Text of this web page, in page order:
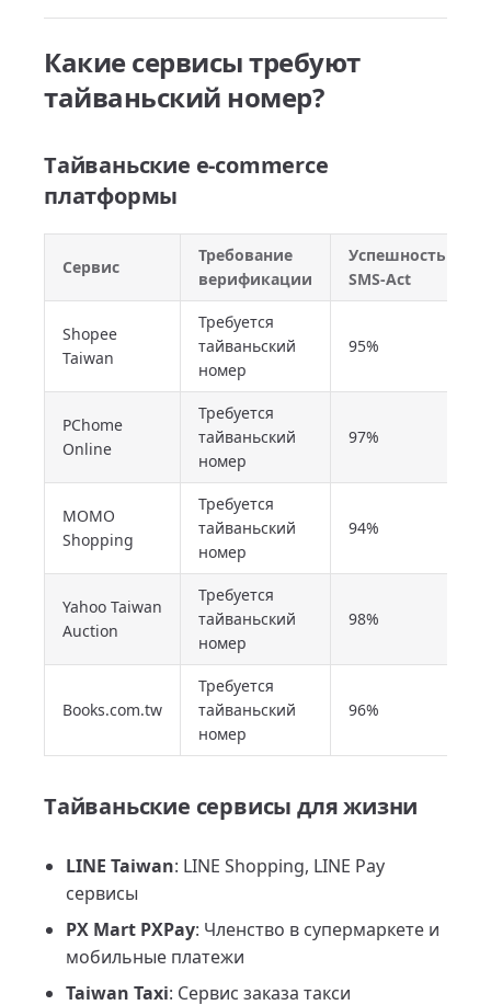
Какие сервисы требуют
тайваньский номер?
Тайваньские e-commerce
платформы
Сервис
Требование
верификации
Успешность
SMS-Act
Shopee
Taiwan
Требуется
тайваньский
номер
95%
PChome
Online
Требуется
тайваньский
номер
97%
MOMO
Shopping
Требуется
тайваньский
номер
94%
Yahoo Taiwan
Auction
Требуется
тайваньский
номер
98%
Books.com.tw
Требуется
тайваньский
номер
96%
Тайваньские сервисы для жизни
LINE Taiwan: LINE Shopping, LINE Pay
сервисы
PX Mart PXPay: Членство в супермаркете и
мобильные платежи
Taiwan Taxi: Сервис заказа такси